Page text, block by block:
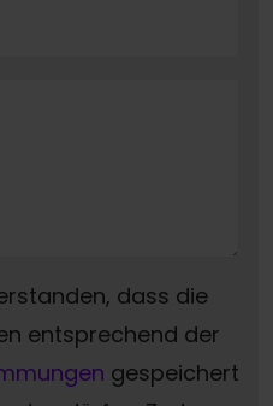
dass die
entsprechend der
gespeichert